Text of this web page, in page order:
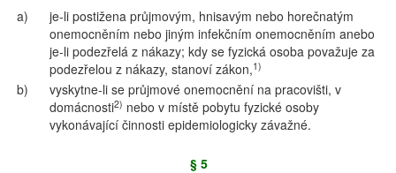
a)
je-li postižena průjmovým, hnisavým nebo horečnatým
onemocněním nebo jiným infekčním onemocněním anebo
je-li podezřelá z nákazy; kdy se fyzická osoba považuje za
podezřelou z nákazy, stanoví zákon,1)
b)
vyskytne-li se průjmové onemocnění na pracovišti, v
domácnosti2) nebo v místě pobytu fyzické osoby
vykonávající činnosti epidemiologicky závažné.
§ 5